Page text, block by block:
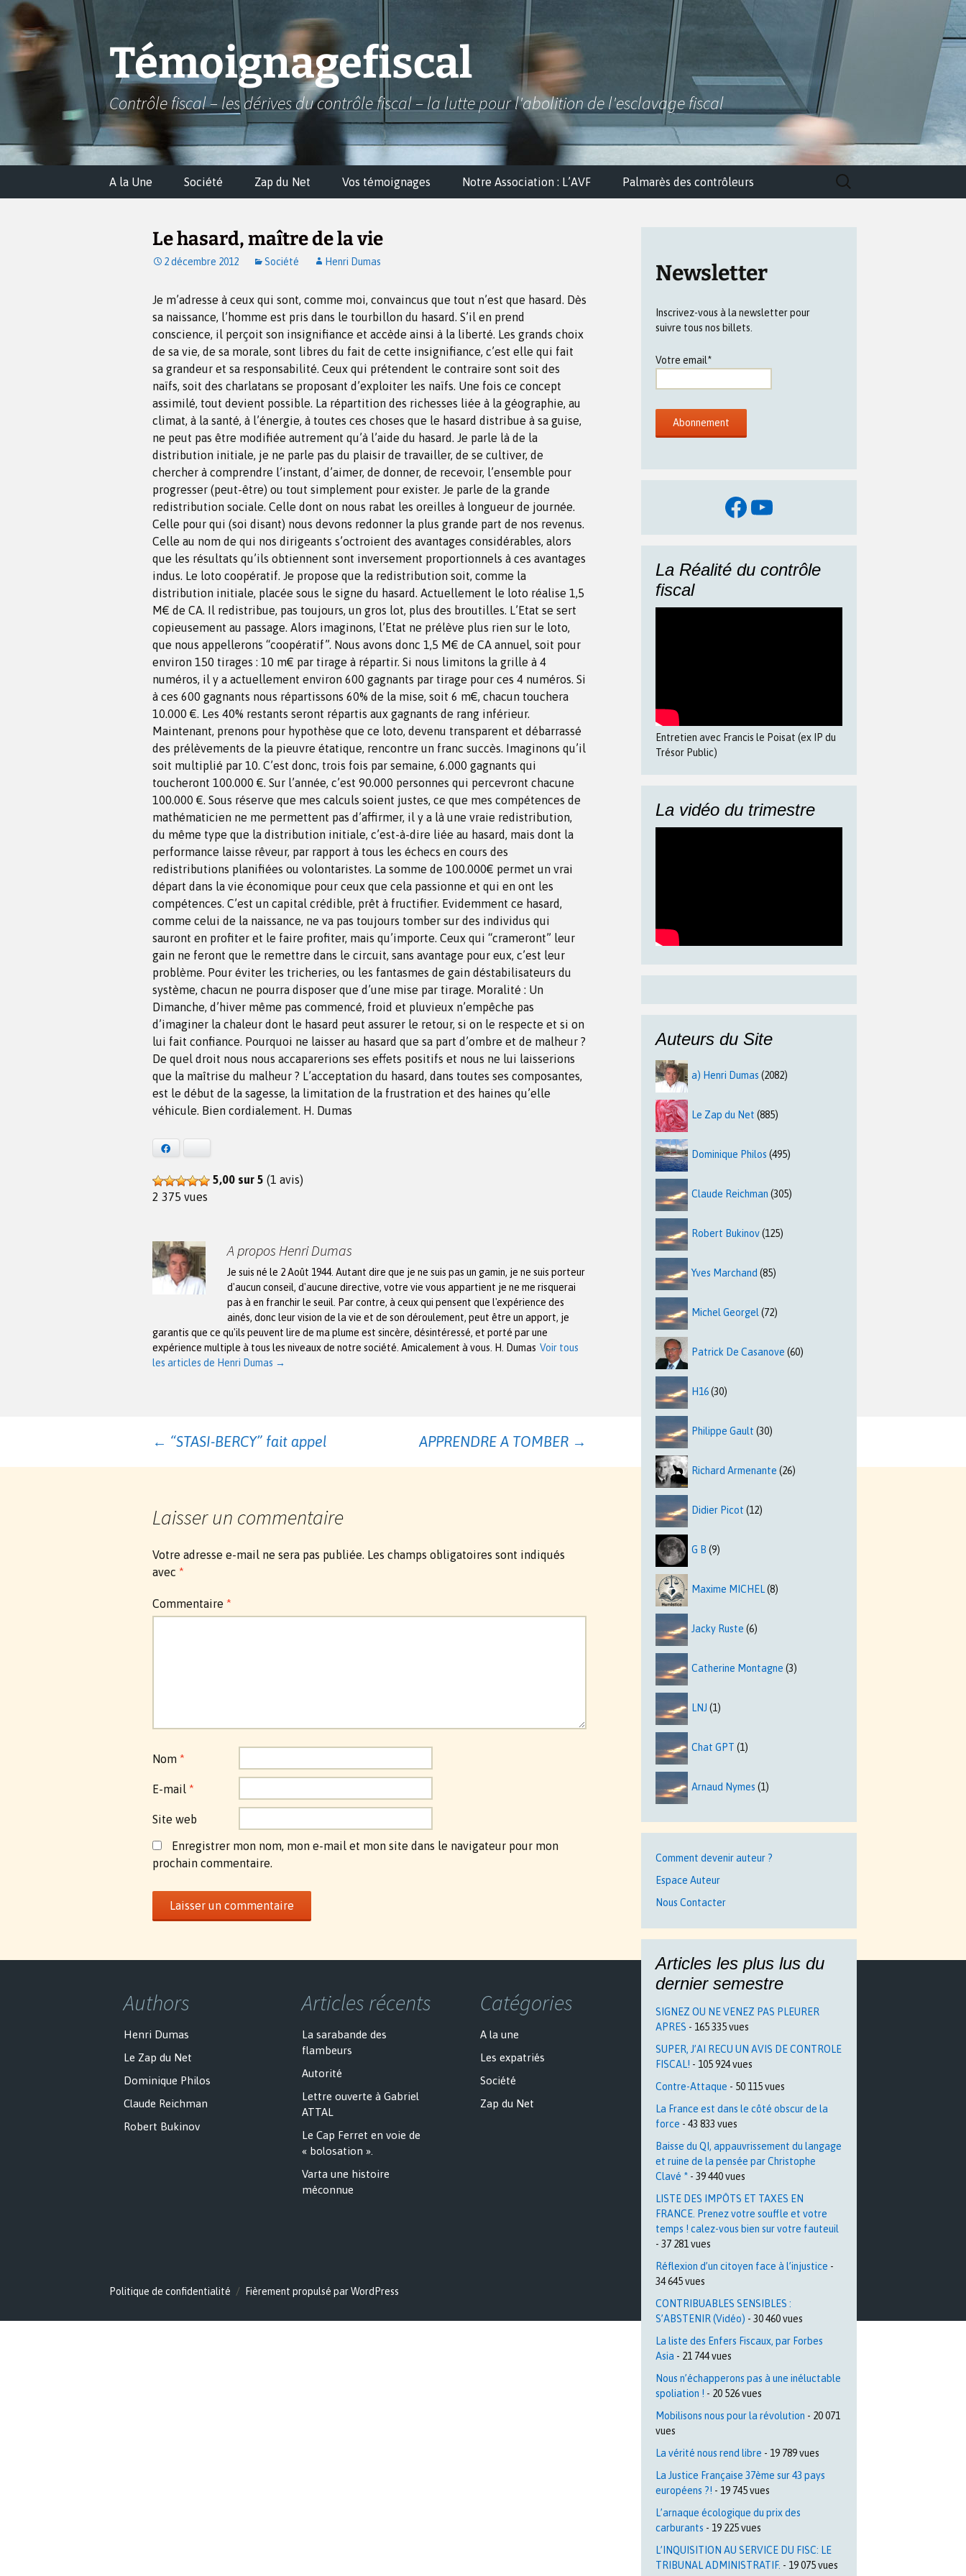
Aller
au
contenu
Témoignagefiscal
Contrôle fiscal – les dérives du contrôle fiscal – la lutte pour l'abolition de l'esclavage fiscal
A la Une Société Zap du Net Vos témoignages Notre Association : L’AVF Palmarès des contrôleurs
Rechercher :
Le hasard, maître de la vie
2 décembre 2012 Société Henri Dumas
Je m’adresse à ceux qui sont, comme moi, convaincus que tout n’est que hasard. Dès
sa naissance, l’homme est pris dans le tourbillon du hasard. S’il en prend
conscience, il perçoit son insignifiance et accède ainsi à la liberté. Les grands choix
de sa vie, de sa morale, sont libres du fait de cette insignifiance, c’est elle qui fait
sa grandeur et sa responsabilité. Ceux qui prétendent le contraire sont soit des
naïfs, soit des charlatans se proposant d’exploiter les naïfs. Une fois ce concept
assimilé, tout devient possible. La répartition des richesses liée à la géographie, au
climat, à la santé, à l’énergie, à toutes ces choses que le hasard distribue à sa guise,
ne peut pas être modifiée autrement qu’à l’aide du hasard. Je parle là de la
distribution initiale, je ne parle pas du plaisir de travailler, de se cultiver, de
chercher à comprendre l’instant, d’aimer, de donner, de recevoir, l’ensemble pour
progresser (peut-être) ou tout simplement pour exister. Je parle de la grande
redistribution sociale. Celle dont on nous rabat les oreilles à longueur de journée.
Celle pour qui (soi disant) nous devons redonner la plus grande part de nos revenus.
Celle au nom de qui nos dirigeants s’octroient des avantages considérables, alors
que les résultats qu’ils obtiennent sont inversement proportionnels à ces avantages
indus. Le loto coopératif. Je propose que la redistribution soit, comme la
distribution initiale, placée sous le signe du hasard. Actuellement le loto réalise 1,5
M€ de CA. Il redistribue, pas toujours, un gros lot, plus des broutilles. L’Etat se sert
copieusement au passage. Alors imaginons, l’Etat ne prélève plus rien sur le loto,
que nous appellerons “coopératif”. Nous avons donc 1,5 M€ de CA annuel, soit pour
environ 150 tirages : 10 m€ par tirage à répartir. Si nous limitons la grille à 4
numéros, il y a actuellement environ 600 gagnants par tirage pour ces 4 numéros. Si
à ces 600 gagnants nous répartissons 60% de la mise, soit 6 m€, chacun touchera
10.000 €. Les 40% restants seront répartis aux gagnants de rang inférieur.
Maintenant, prenons pour hypothèse que ce loto, devenu transparent et débarrassé
des prélèvements de la pieuvre étatique, rencontre un franc succès. Imaginons qu’il
soit multiplié par 10. C’est donc, trois fois par semaine, 6.000 gagnants qui
toucheront 100.000 €. Sur l’année, c’est 90.000 personnes qui percevront chacune
100.000 €. Sous réserve que mes calculs soient justes, ce que mes compétences de
mathématicien ne me permettent pas d’affirmer, il y a là une vraie redistribution,
du même type que la distribution initiale, c’est-à-dire liée au hasard, mais dont la
performance laisse rêveur, par rapport à tous les échecs en cours des
redistributions planifiées ou volontaristes. La somme de 100.000€ permet un vrai
départ dans la vie économique pour ceux que cela passionne et qui en ont les
compétences. C’est un capital crédible, prêt à fructifier. Evidemment ce hasard,
comme celui de la naissance, ne va pas toujours tomber sur des individus qui
sauront en profiter et le faire profiter, mais qu’importe. Ceux qui “crameront” leur
gain ne feront que le remettre dans le circuit, sans avantage pour eux, c’est leur
problème. Pour éviter les tricheries, ou les fantasmes de gain déstabilisateurs du
système, chacun ne pourra disposer que d’une mise par tirage. Moralité : Un
Dimanche, d’hiver même pas commencé, froid et pluvieux n’empêche pas
d’imaginer la chaleur dont le hasard peut assurer le retour, si on le respecte et si on
lui fait confiance. Pourquoi ne laisser au hasard que sa part d’ombre et de malheur ?
De quel droit nous nous accaparerions ses effets positifs et nous ne lui laisserions
que la maîtrise du malheur ? L’acceptation du hasard, dans toutes ses composantes,
est le début de la sagesse, la limitation de la frustration et des haines qu’elle
véhicule. Bien cordialement. H. Dumas
5,00 sur 5 (1 avis)
2 375 vues
A propos Henri Dumas
Je suis né le 2 Août 1944. Autant dire que je ne suis pas un gamin, je ne suis porteur
d'aucun conseil, d'aucune directive, votre vie vous appartient je ne me risquerai
pas à en franchir le seuil. Par contre, à ceux qui pensent que l'expérience des
ainés, donc leur vision de la vie et de son déroulement, peut être un apport, je
garantis que ce qu'ils peuvent lire de ma plume est sincère, désintéressé, et porté par une
expérience multiple à tous les niveaux de notre société. Amicalement à vous. H. Dumas Voir tous
les articles de Henri Dumas →
Navigation
← “STASI-BERCY” fait appel APPRENDRE A TOMBER →
Laisser un commentaire
Votre adresse e-mail ne sera pas publiée. Les champs obligatoires sont indiqués
avec *
Commentaire *
Nom *
E-mail *
Site web
Enregistrer mon nom, mon e-mail et mon site dans le navigateur pour mon
prochain commentaire.
Newsletter
Inscrivez-vous à la newsletter pour
suivre tous nos billets.
Votre email*
Facebook
YouTube
La Réalité du contrôle
fiscal
Entretien avec Francis le Poisat (ex IP du
Trésor Public)
La vidéo du trimestre
Auteurs du Site
a) Henri Dumas (2082)
Le Zap du Net (885)
Dominique Philos (495)
Claude Reichman (305)
Robert Bukinov(125)
Yves Marchand (85)
Michel Georgel (72)
Patrick De Casanove (60)
H16(30)
Philippe Gault (30)
Richard Armenante (26)
Didier Picot (12)
G B (9)
Maxime MICHEL(8)
Jacky Ruste (6)
Catherine Montagne (3)
LNJ (1)
Chat GPT (1)
Arnaud Nymes (1)
Comment devenir auteur ?
Espace Auteur
Nous Contacter
Articles les plus lus du
dernier semestre
SIGNEZ OU NE VENEZ PAS PLEURER
APRES - 165 335 vues
SUPER, J’AI RECU UN AVIS DE CONTROLE
FISCAL! - 105 924 vues
Contre-Attaque - 50 115 vues
La France est dans le côté obscur de la
force - 43 833 vues
Baisse du QI, appauvrissement du langage
et ruine de la pensée par Christophe
Clavé * - 39 440 vues
LISTE DES IMPÔTS ET TAXES EN
FRANCE. Prenez votre souffle et votre
temps ! calez-vous bien sur votre fauteuil
- 37 281 vues
Réflexion d’un citoyen face à l’injustice -
34 645 vues
CONTRIBUABLES SENSIBLES :
S’ABSTENIR (Vidéo) - 30 460 vues
La liste des Enfers Fiscaux, par Forbes
Asia - 21 744 vues
Nous n’échapperons pas à une inéluctable
spoliation ! - 20 526 vues
Mobilisons nous pour la révolution - 20 071
vues
La vérité nous rend libre - 19 789 vues
La Justice Française 37ème sur 43 pays
européens ?! - 19 745 vues
L’arnaque écologique du prix des
carburants - 19 225 vues
L’INQUISITION AU SERVICE DU FISC: LE
TRIBUNAL ADMINISTRATIF. - 19 075 vues
Authors
Henri Dumas
Le Zap du Net
Dominique Philos
Claude Reichman
Robert Bukinov
Articles récents
La sarabande des
flambeurs
Autorité
Lettre ouverte à Gabriel
ATTAL
Le Cap Ferret en voie de
« bolosation ».
Varta une histoire
méconnue
Catégories
A la une
Les expatriés
Société
Zap du Net
Politique de confidentialité Fièrement propulsé par WordPress